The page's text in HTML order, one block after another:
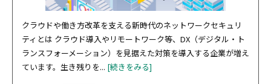
クラウドや働き方改革を支える新時代のネットワークセキュリ
ティとは クラウド導入やリモートワーク等、DX（デジタル・ト
ランスフォーメーション）を見据えた対策を導入する企業が増え
ています。生き残りを... [続きをみる]